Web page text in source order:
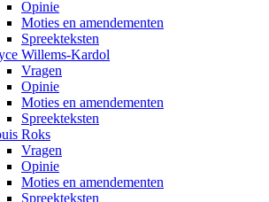
Opinie
Moties en amendementen
Spreekteksten
Willems-Kardol
Vragen
Opinie
Moties en amendementen
Spreekteksten
Roks
Vragen
Opinie
Moties en amendementen
Spreekteksten